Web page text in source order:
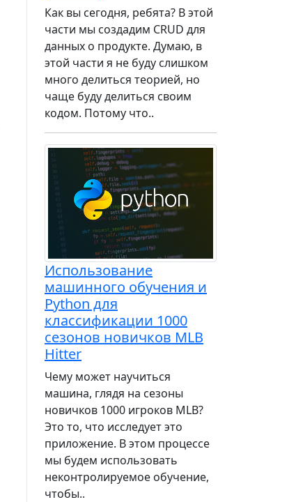
Как вы сегодня, ребята? В этой
части мы создадим CRUD для
данных о продукте. Думаю, в
этой части я не буду слишком
много делиться теорией, но
чаще буду делиться своим
кодом. Потому что..
Использование
машинного обучения и
Python для
классификации 1000
сезонов новичков MLB
Hitter
Чему может научиться
машина, глядя на сезоны
новичков 1000 игроков MLB?
Это то, что исследует это
приложение. В этом процессе
мы будем использовать
неконтролируемое обучение,
чтобы..